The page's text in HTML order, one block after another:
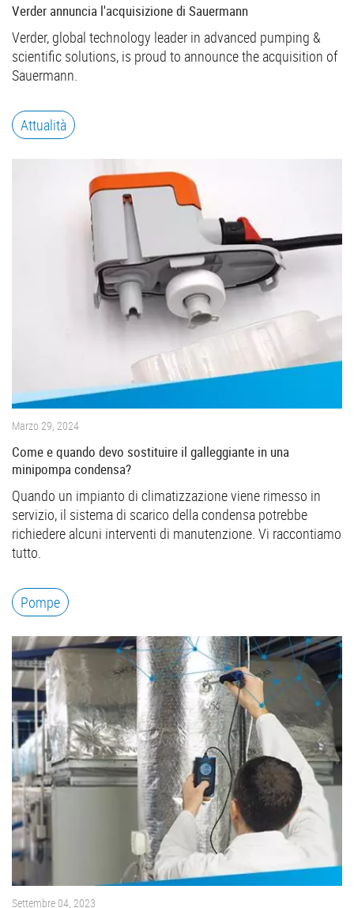
Verder annuncia l'acquisizione di Sauermann
Verder, global technology leader in advanced pumping &
scientific solutions, is proud to announce the acquisition of
Sauermann.
Attualità
Marzo 29, 2024
Come e quando devo sostituire il galleggiante in una
minipompa condensa?
Quando un impianto di climatizzazione viene rimesso in
servizio, il sistema di scarico della condensa potrebbe
richiedere alcuni interventi di manutenzione. Vi raccontiamo
tutto.
Pompe
Settembre 04, 2023